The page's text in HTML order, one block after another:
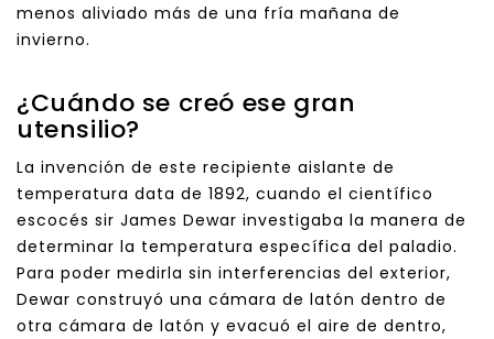
menos aliviado más de una fría mañana de
invierno.
¿Cuándo se creó ese gran
utensilio?
La invención de este recipiente aislante de
temperatura data de 1892, cuando el científico
escocés sir James Dewar investigaba la manera de
determinar la temperatura específica del paladio.
Para poder medirla sin interferencias del exterior,
Dewar construyó una cámara de latón dentro de
otra cámara de latón y evacuó el aire de dentro,